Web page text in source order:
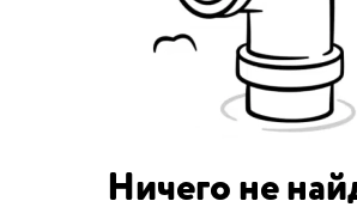
Ничего не